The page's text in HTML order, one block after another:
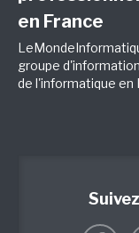
en France
groupe
de l'informatique en